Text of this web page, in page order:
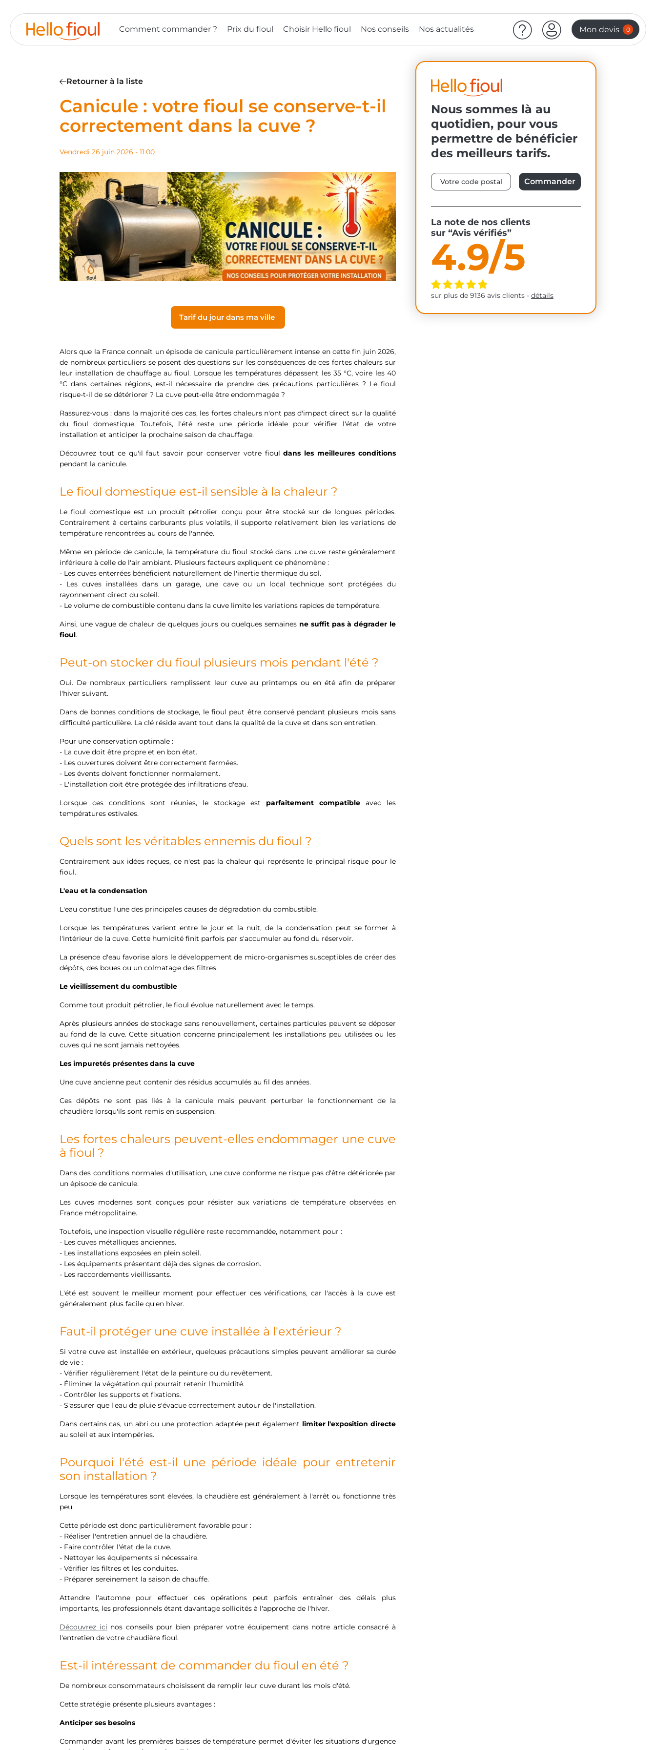
Comment commander ? Prix du fioul Choisir Hello fioul Nos conseils Nos actualités Mon devis 0
Nous sommes là au
quotidien, pour vous
permettre de bénéficier
des meilleurs tarifs.
La note de nos clients
sur “Avis vérifiés”
4.9/5
sur plus de 9136 avis clients - détails
Retourner à la liste
Canicule : votre fioul se conserve-t-il
correctement dans la cuve ?
vendredi 26 juin 2026 - 11:00
Tarif du jour dans ma ville
Alors que la France connaît un épisode de canicule particulièrement intense en cette fin juin 2026,
de nombreux particuliers se posent des questions sur les conséquences de ces fortes chaleurs sur
leur installation de chauffage au fioul. Lorsque les températures dépassent les 35 °C, voire les 40
°C dans certaines régions, est-il nécessaire de prendre des précautions particulières ? Le fioul
risque-t-il de se détériorer ? La cuve peut-elle être endommagée ?
Rassurez-vous : dans la majorité des cas, les fortes chaleurs n'ont pas d'impact direct sur la qualité
du fioul domestique. Toutefois, l'été reste une période idéale pour vérifier l'état de votre
installation et anticiper la prochaine saison de chauffage.
Découvrez tout ce qu'il faut savoir pour conserver votre fiouldans les meilleures conditions
pendant la canicule.
Le fioul domestique est-il sensible à la chaleur ?
Le fioul domestique est un produit pétrolier conçu pour être stocké sur de longues périodes.
Contrairement à certains carburants plus volatils, il supporte relativement bien les variations de
température rencontrées au cours de l'année.
Même en période de canicule, la température du fioul stocké dans une cuve reste généralement
inférieure à celle de l'air ambiant. Plusieurs facteurs expliquent ce phénomène :
- Les cuves enterrées bénéficient naturellement de l'inertie thermique du sol.
- Les cuves installées dans un garage, une cave ou un local technique sont protégées du
rayonnement direct du soleil.
- Le volume de combustible contenu dans la cuve limite les variations rapides de température.
Ainsi, une vague de chaleur de quelques jours ou quelques semaines ne suffit pas à dégrader le
fioul.
Peut-on stocker du fioul plusieurs mois pendant l'été ?
Oui. De nombreux particuliers remplissent leur cuve au printemps ou en été afin de préparer
l'hiver suivant.
Dans de bonnes conditions de stockage, le fioul peut être conservé pendant plusieurs mois sans
difficulté particulière. La clé réside avant tout dans la qualité de la cuve et dans son entretien.
Pour une conservation optimale :
- La cuve doit être propre et en bon état.
- Les ouvertures doivent être correctement fermées.
- Les évents doivent fonctionner normalement.
- L'installation doit être protégée des infiltrations d'eau.
Lorsque ces conditions sont réunies, le stockage est parfaitement compatible avec les
températures estivales.
Quels sont les véritables ennemis du fioul ?
Contrairement aux idées reçues, ce n'est pas la chaleur qui représente le principal risque pour le
fioul.
L'eau et la condensation
L'eau constitue l'une des principales causes de dégradation du combustible.
Lorsque les températures varient entre le jour et la nuit, de la condensation peut se former à
l'intérieur de la cuve. Cette humidité finit parfois par s'accumuler au fond du réservoir.
La présence d'eau favorise alors le développement de micro-organismes susceptibles de créer des
dépôts, des boues ou un colmatage des filtres.
Le vieillissement du combustible
Comme tout produit pétrolier, le fioul évolue naturellement avec le temps.
Après plusieurs années de stockage sans renouvellement, certaines particules peuvent se déposer
au fond de la cuve. Cette situation concerne principalement les installations peu utilisées ou les
cuves qui ne sont jamais nettoyées.
Les impuretés présentes dans la cuve
Une cuve ancienne peut contenir des résidus accumulés au fil des années.
Ces dépôts ne sont pas liés à la canicule mais peuvent perturber le fonctionnement de la
chaudière lorsqu'ils sont remis en suspension.
Les fortes chaleurs peuvent-elles endommager une cuve
à fioul ?
Dans des conditions normales d'utilisation, une cuve conforme ne risque pas d'être détériorée par
un épisode de canicule.
Les cuves modernes sont conçues pour résister aux variations de température observées en
France métropolitaine.
Toutefois, une inspection visuelle régulière reste recommandée, notamment pour :
- Les cuves métalliques anciennes.
- Les installations exposées en plein soleil.
- Les équipements présentant déjà des signes de corrosion.
- Les raccordements vieillissants.
L'été est souvent le meilleur moment pour effectuer ces vérifications, car l'accès à la cuve est
généralement plus facile qu'en hiver.
Faut-il protéger une cuve installée à l'extérieur ?
Si votre cuve est installée en extérieur, quelques précautions simples peuvent améliorer sa durée
de vie :
- Vérifier régulièrement l'état de la peinture ou du revêtement.
- Éliminer la végétation qui pourrait retenir l'humidité.
- Contrôler les supports et fixations.
- S'assurer que l'eau de pluie s'évacue correctement autour de l'installation.
Dans certains cas, un abri ou une protection adaptée peut également limiter l'exposition directe
au soleil et aux intempéries.
Pourquoi l'été est-il une période idéale pour entretenir
son installation ?
Lorsque les températures sont élevées, la chaudière est généralement à l'arrêt ou fonctionne très
peu.
Cette période est donc particulièrement favorable pour :
- Réaliser l'entretien annuel de la chaudière.
- Faire contrôler l'état de la cuve.
- Nettoyer les équipements si nécessaire.
- Vérifier les filtres et les conduites.
- Préparer sereinement la saison de chauffe.
Attendre l'automne pour effectuer ces opérations peut parfois entraîner des délais plus
importants, les professionnels étant davantage sollicités à l'approche de l'hiver.
Découvrez ici nos conseils pour bien préparer votre équipement dans notre article consacré à
l'entretien de votre chaudière fioul.
Est-il intéressant de commander du fioul en été ?
De nombreux consommateurs choisissent de remplir leur cuve durant les mois d'été.
Cette stratégie présente plusieurs avantages :
Anticiper ses besoins
Commander avant les premières baisses de température permet d'éviter les situations d'urgence